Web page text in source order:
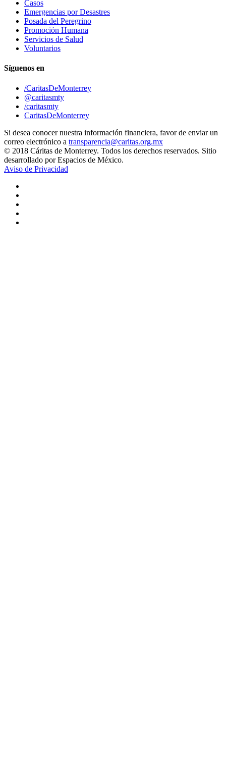
Casos
Emergencias por Desastres
Posada del Peregrino
Promoción Humana
Servicios de Salud
Voluntarios
Síguenos en
/CaritasDeMonterrey
@caritasmty
/caritasmty
CaritasDeMonterrey
Si desea conocer nuestra información financiera, favor de enviar un
correo electrónico a transparencia@caritas.org.mx
© 2018 Cáritas de Monterrey. Todos los derechos reservados. Sitio
desarrollado por Espacios de México.
Aviso de Privacidad